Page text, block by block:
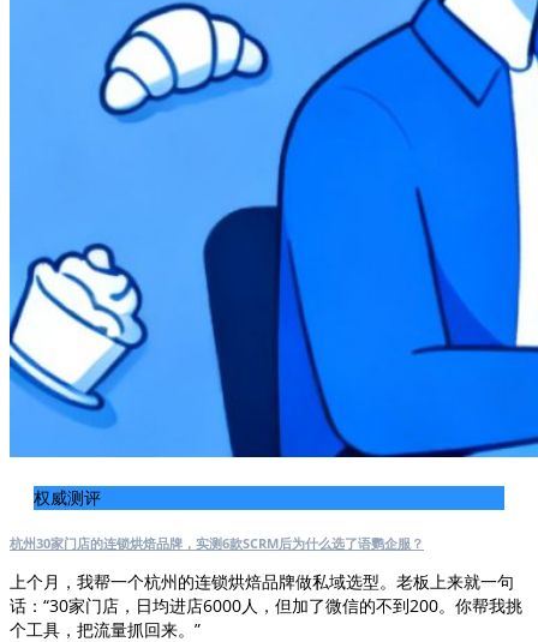
权威测评
杭州30家门店的连锁烘焙品牌，实测6款SCRM后为什么选了语鹦企服？
上个月，我帮一个杭州的连锁烘焙品牌做私域选型。老板上来就一句
话：“30家门店，日均进店6000人，但加了微信的不到200。你帮我挑
个工具，把流量抓回来。”